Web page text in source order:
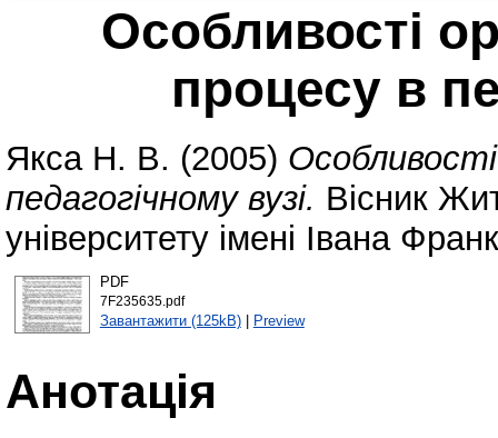
Особливості
процесу в
Якса Н. В. (2005) Особливості
педагогічному вузі. Вісник
університету імені Івана
PDF
7F235635.pdf
Завантажити (125kB)| Preview
Анотація